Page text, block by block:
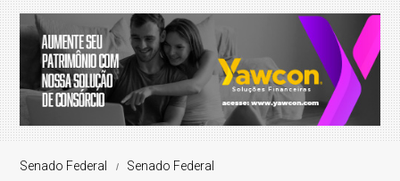
Senado Federal Senado Federal